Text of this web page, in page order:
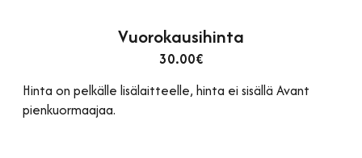
Vuorokausihinta
30.00€
Hinta on pelkälle lisälaitteelle, hinta ei sisällä Avant
pienkuormaajaa.